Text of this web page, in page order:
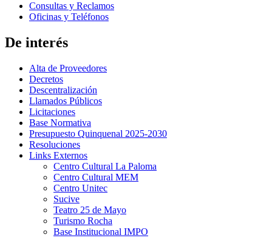
Consultas y Reclamos
Oficinas y Teléfonos
De interés
Alta de Proveedores
Decretos
Descentralización
Llamados Públicos
Licitaciones
Base Normativa
Presupuesto Quinquenal 2025-2030
Resoluciones
Links Externos
Centro Cultural La Paloma
Centro Cultural MEM
Centro Unitec
Sucive
Teatro 25 de Mayo
Turismo Rocha
Base Institucional IMPO